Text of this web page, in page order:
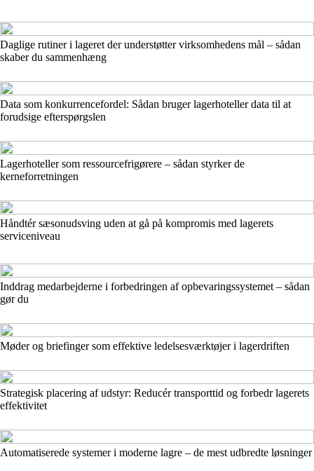
Daglige rutiner i lageret der understøtter virksomhedens mål – sådan
skaber du sammenhæng
Data som konkurrencefordel: Sådan bruger lagerhoteller data til at
forudsige efterspørgslen
Lagerhoteller som ressourcefrigørere – sådan styrker de
kerneforretningen
Håndtér sæsonudsving uden at gå på kompromis med lagerets
serviceniveau
Inddrag medarbejderne i forbedringen af opbevaringssystemet – sådan
gør du
Møder og briefinger som effektive ledelsesværktøjer i lagerdriften
Strategisk placering af udstyr: Reducér transporttid og forbedr lagerets
effektivitet
Automatiserede systemer i moderne lagre – de mest udbredte løsninger